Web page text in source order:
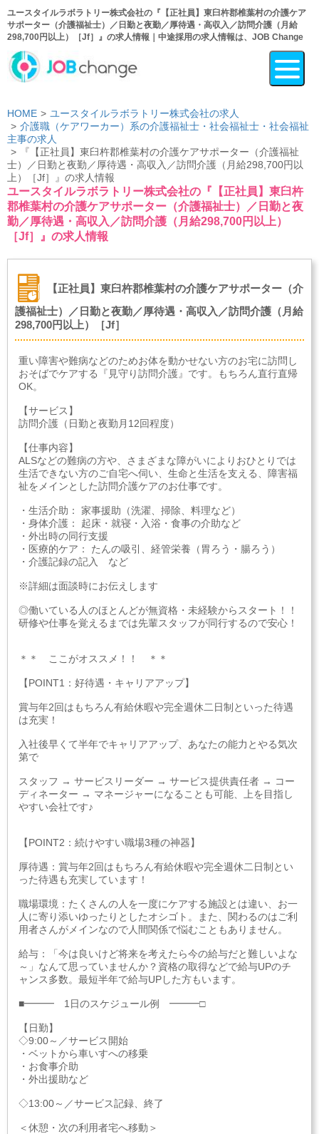
ユースタイルラボラトリー株式会社の『【正社員】東臼杵郡椎葉村の介護ケア
サポーター（介護福祉士）／日勤と夜勤／厚待遇・高収入／訪問介護（月給
298,700円以上）［Jf］』の求人情報｜中途採用の求人情報は、JOB Change
HOME
ユースタイルラボラトリー株式会社の求人
介護職（ケアワーカー）系の介護福祉士・社会福祉士・社会福祉
主事の求人
『【正社員】東臼杵郡椎葉村の介護ケアサポーター（介護福祉
士）／日勤と夜勤／厚待遇・高収入／訪問介護（月給298,700円以
上）［Jf］』の求人情報
ユースタイルラボラトリー株式会社の『【正社員】東臼杵
郡椎葉村の介護ケアサポーター（介護福祉士）／日勤と夜
勤／厚待遇・高収入／訪問介護（月給298,700円以上）
［Jf］』の求人情報
【正社員】東臼杵郡椎葉村の介護ケアサポーター（介
護福祉士）／日勤と夜勤／厚待遇・高収入／訪問介護（月給
298,700円以上）［Jf］
重い障害や難病などのためお体を動かせない方のお宅に訪問し
おそばでケアする『見守り訪問介護』です。もちろん直行直帰
OK。
【サービス】
訪問介護（日勤と夜勤月12回程度）
【仕事内容】
ALSなどの難病の方や、さまざまな障がいによりおひとりでは
生活できない方のご自宅へ伺い、生命と生活を支える、障害福
祉をメインとした訪問介護ケアのお仕事です。
・生活介助： 家事援助（洗濯、掃除、料理など）
・身体介護： 起床・就寝・入浴・食事の介助など
・外出時の同行支援
・医療的ケア： たんの吸引、経管栄養（胃ろう・腸ろう）
・介護記録の記入 など
※詳細は面談時にお伝えします
◎働いている人のほとんどが無資格・未経験からスタート！！
研修や仕事を覚えるまでは先輩スタッフが同行するので安心！
＊＊ ここがオススメ！！ ＊＊
【POINT1：好待遇・キャリアアップ】
賞与年2回はもちろん有給休暇や完全週休二日制といった待遇
は充実！
入社後早くて半年でキャリアアップ、あなたの能力とやる気次
第で
スタッフ → サービスリーダー → サービス提供責任者 → コー
ディネーター → マネージャーになることも可能、上を目指し
やすい会社です♪
【POINT2：続けやすい職場3種の神器】
厚待遇：賞与年2回はもちろん有給休暇や完全週休二日制とい
った待遇も充実しています！
職場環境：たくさんの人を一度にケアする施設とは違い、お一
人に寄り添いゆったりとしたオシゴト。また、関わるのはご利
用者さんがメインなので人間関係で悩むこともありません。
給与：「今は良いけど将来を考えたら今の給与だと難しいよな
～」なんて思っていませんか？資格の取得などで給与UPのチ
ャンス多数。最短半年で給与UPした方もいます。
■━━━ 1日のスケジュール例 ━━━□
【日勤】
◇9:00～／サービス開始
・ベットから車いすへの移乗
・お食事介助
・外出援助など
◇13:00～／サービス記録、終了
＜休憩・次の利用者宅へ移動＞